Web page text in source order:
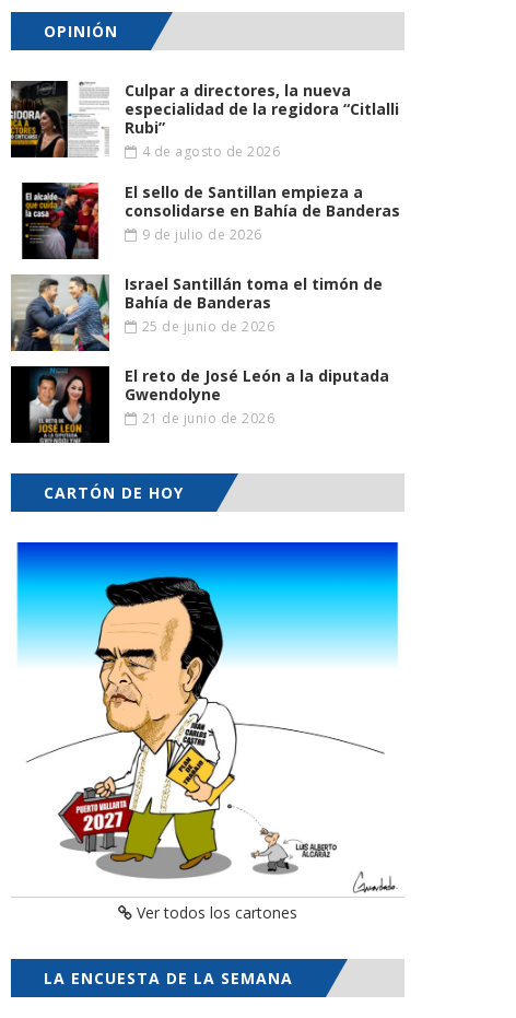
OPINIÓN
Culpar a directores, la nueva
especialidad de la regidora “Citlalli
Rubi”
4 de agosto de 2026
El sello de Santillan empieza a
consolidarse en Bahía de Banderas
9 de julio de 2026
Israel Santillán toma el timón de
Bahía de Banderas
25 de junio de 2026
El reto de José León a la diputada
Gwendolyne
21 de junio de 2026
CARTÓN DE HOY
Ver todos los cartones
LA ENCUESTA DE LA SEMANA